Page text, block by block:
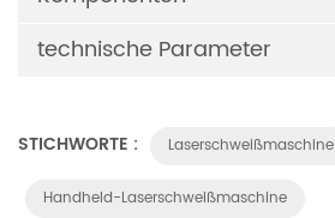
technische Parameter
STICHWORTE : Laserschweißmaschine
Handheld-Laserschweißmaschine